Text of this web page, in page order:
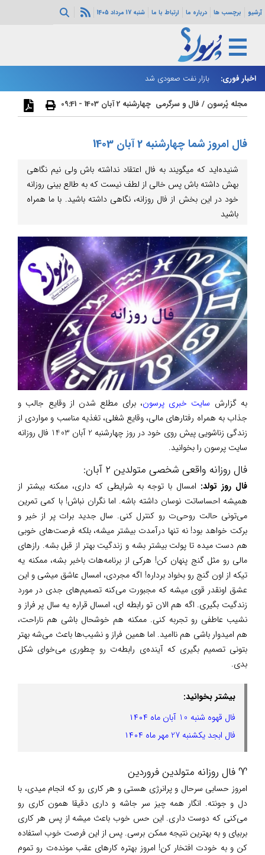
آرشیو برچسب ها درباره ما ارتباط با ما شنبه 17 مرداد 1405
اخبار فوری: بازار نفت صعودی شد
مجله پُرسون / فال و سرگرمی چهارشنبه 2 آبان 1403 - 09:41
فال امروز شما چهارشنبه 2 آبان 1403
شنیده‌اید که میگویند به فال اعتقاد نداشته باش ولی نیم نگاهی
بهش داشته باش پس خالی از لطف نیست که به طالع بینی روزانه
خود در این بخش از فال روزانه، نگاهی داشته باشید. با ما همراه
باشید
به گزارش سایت خبری پرسون، برای مطلع شدن از وقایع جالب و
جذاب به همراه رفتارهای مالی، وقایع شغلی، تغذیه مناسب و مواردی از
زندگی زناشویی پیش روی خود در روز چهارشنبه 2 آبان 1403 فال روزانه
سایت پرسون را بخوانید.
فال روزانه واقعی شخصی متولدین ۲ آبان:
فال روز تولد: امسال با توجه به شرایطی که داری، ممکنه بیشتر از
همیشه احساساتت نوسان داشته باشه. اما نگران نباش! با کمی تمرین
می‌تونی حالت روحی‌ت رو کنترل کنی. سال جدید برات پر از خیر و
برکت خواهد بود! نه تنها درآمدت بیشتر میشه، بلکه فرصت‌های خوبی
هم دست میده تا پولت بیشتر بشه و زندگیت بهتر از قبل بشه. رازهای
مالی رو مثل گنج پنهان کن! هرکی از برنامه‌هات باخبر بشه، ممکنه یه
تیکه از اون گنج رو بخواد برداره! اگه مجردی، امسال عاشق میشی و این
عشق اونقدر قوی میشه که مجبورت می‌کنه تصمیم‌های جدی در مورد
زندگیت بگیری. اگه هم الان تو رابطه ای، امسال قراره یه سال پر فراز و
نشیب عاطفی رو تجربه کنی. ممکنه هم خوشحال باشی هم ناراحت،
هم امیدوار باشی هم ناامید. اما همین فراز و نشیب‌ها باعث می‌شه بهتر
بتونی تصمیم بگیری که آینده‌ی رابطه‌ت رو چطوری می‌خوای شکل
بدی.
بیشتر بخوانید:
فال قهوه شنبه 10 آبان ماه ۱۴۰۴
فال ابجد یکشنبه 27 مهر ماه ۱۴۰۴
♈ فال روزانه متولدین فروردین
امروز حسابی سرحال و پرانرژی هستی و هر کاری رو که انجام میدی، با
دل و جونته. انگار همه چیز سر جاشه و داری دقیقا همون کاری رو
می‌کنی که دوست داری. این حس خوب باعث میشه از پس هر کاری
بربیای و به بهترین نتیجه ممکن برسی. پس از این فرصت خوب استفاده
کن و به خودت افتخار کن! امروز بهتره کارهای عقب مونده‌ت رو تموم